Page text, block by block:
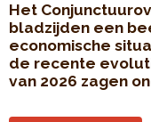
Het
bladzijden een
economische
de recente
van 2026 zagen